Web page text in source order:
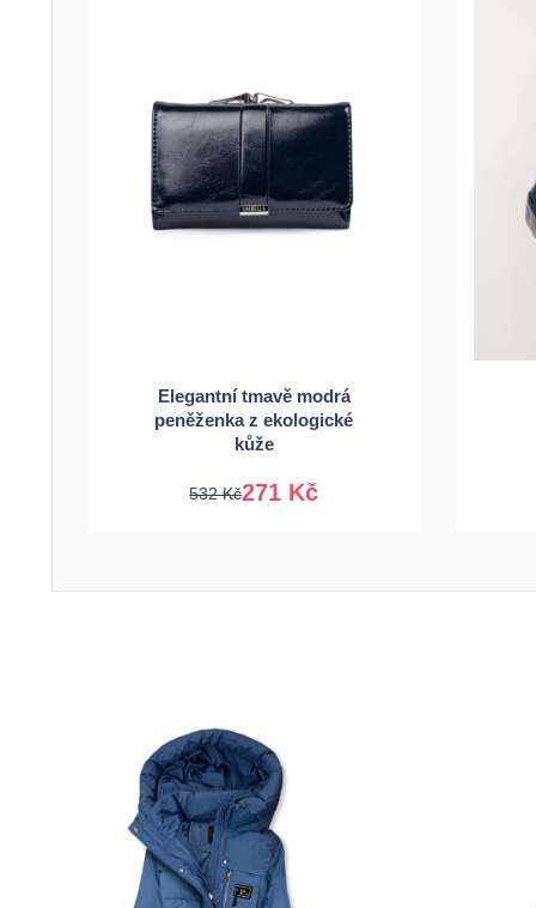
Elegantní tmavě modrá
peněženka z ekologické
kůže
271 Kč
532 Kč
Univerzální